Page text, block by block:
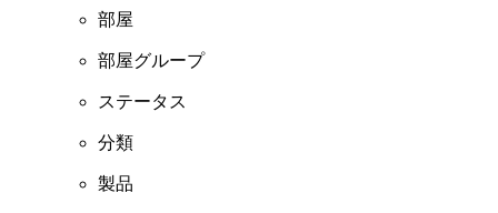
部屋
部屋グループ
ステータス
分類
製品